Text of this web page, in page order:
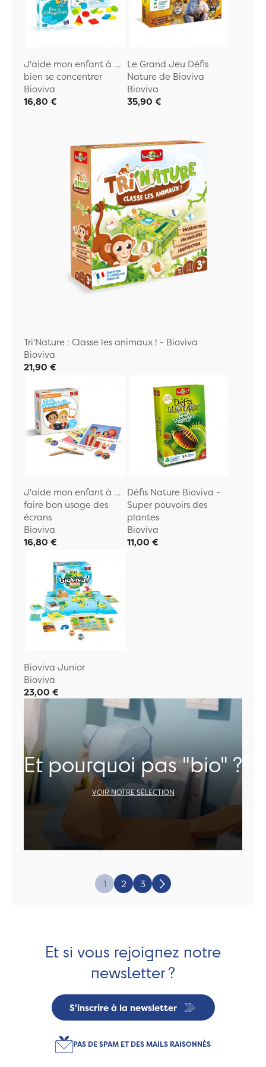
J'aide mon enfant à ...
bien se concentrer
Bioviva
16,80 €
Le Grand Jeu Défis
Nature de Bioviva
Bioviva
35,90 €
Tri'Nature : Classe les animaux ! - Bioviva
Bioviva
21,90 €
J'aide mon enfant à ...
faire bon usage des
écrans
Bioviva
16,80 €
Défis Nature Bioviva -
Super pouvoirs des
plantes
Bioviva
11,00 €
Bioviva Junior
Bioviva
23,00 €
Et pourquoi pas "bio" ?
VOIR NOTRE SÉLECTION
1 2 3 Suivant
Et si vous rejoignez notre
newsletter ?
S'inscrire à la newsletter
PAS DE SPAM ET DES MAILS RAISONNÉS